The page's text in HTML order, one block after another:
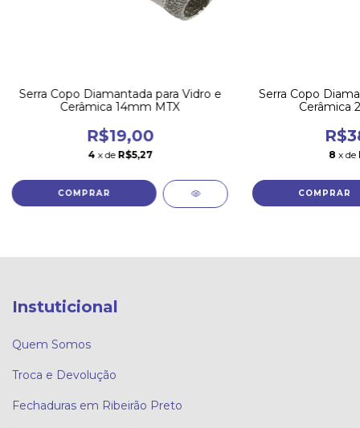
Serra Copo Diamantada para Vidro e
Cerâmica 14mm MTX
R$19,00
4 x de R$5,27
Serra Copo
Cerâmica
8 x de
Instuticional
Quem Somos
Troca e Devolução
Fechaduras em Ribeirão Preto